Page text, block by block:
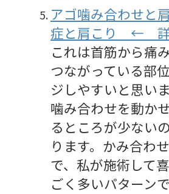
アゴ噛み合わせと
症と肩こり ← 詳
これは首筋から痛
つながっている部
ジしやすいと思い
噛み合わせを動か
るところが少ない
ります。かみ合わ
で、私が施術して
ごく多いパターンで